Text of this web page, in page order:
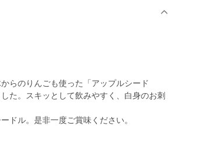
らのりんごも使った「アップルシード
た。スキッとして飲みやすく、白身のお刺
ドル。是非一度ご賞味ください。